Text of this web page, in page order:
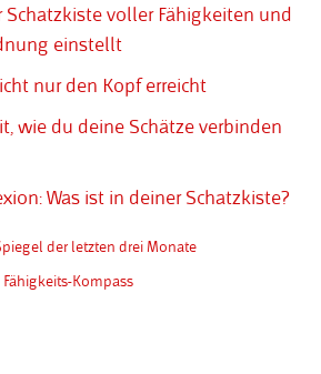
Schatzkiste voller Fähigkeiten und
einstellt
nur den Kopf erreicht
wie du deine Schätze verbinden
Was ist in deiner Schatzkiste?
der letzten drei Monate
Kompass